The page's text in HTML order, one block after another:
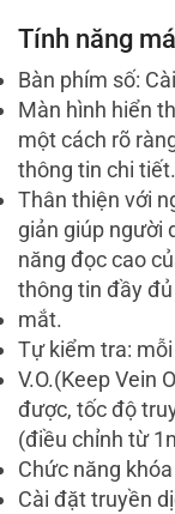
Tính năng
Bàn phím số:
Màn hình hiển
một cách rõ
thông tin chi tiết.
Thân thiện với
giản giúp người
năng đọc cao
thông tin đầy
mắt.
Tự kiểm tra:
V.O.(Keep Vein
được, tốc độ
(điều chỉnh từ
Chức năng
Cài đặt truyền